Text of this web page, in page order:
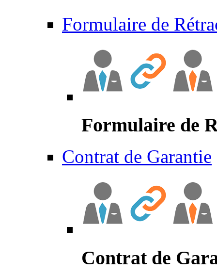
Formulaire de
Formulaire de
Contrat de Garantie
Contrat de